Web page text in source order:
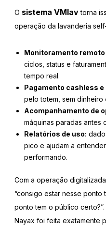
O sistema VMlavtorna
operação da lavanderia
Monitoramento
ciclos, status e
tempo real.
Pagamento cashless e
pelo totem, sem
Acompanhamento de
máquinas paradas antes
Relatórios de uso:
pico e ajudam a
performando.
Com a operação
“consigo estar nesse ponto
ponto tem o público
Nayax foi feita exatamente